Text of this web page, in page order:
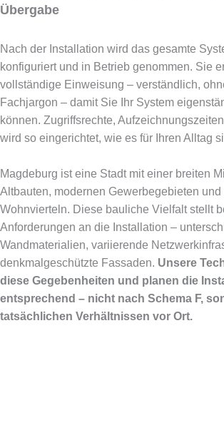
Übergabe
Nach der Installation wird das gesamte
konfiguriert und in Betrieb genommen. Sie
vollständige Einweisung – verständlich,
Fachjargon – damit Sie Ihr System
können. Zugriffsrechte,
wird so eingerichtet, wie es für Ihren Alltag
Magdeburg ist eine Stadt mit einer breiten
Altbauten, modernen Gewerbegebieten
Wohnvierteln. Diese bauliche Vielfalt stellt
Anforderungen an die Installation –
Wandmaterialien, variierende
denkmalgeschützte Fassaden. Unsere
diese Gegebenheiten und planen die
entsprechend – nicht nach Schema F,
tatsächlichen Verhältnissen vor Ort.